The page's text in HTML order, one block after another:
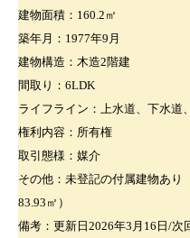
建物面積：160.2㎡
築年月：1977年9月
建物構造：木造2階建
間取り：6LDK
ライフライン：上水道、下水道
権利内容：所有権
取引態様：媒介
その他：未登記の付属建物あ
83.93㎡）
備考：更新日2026年3月16日/次